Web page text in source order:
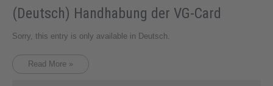
(Deutsch) Handhabung der VG-Card
Sorry, this entry is only available in Deutsch.
Read More »